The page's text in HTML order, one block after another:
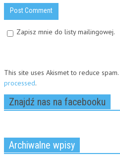
Zapisz mnie do listy mailingowej.
This site uses Akismet to reduce spam.
processed.
Znajdź nas na facebooku
Archiwalne wpisy